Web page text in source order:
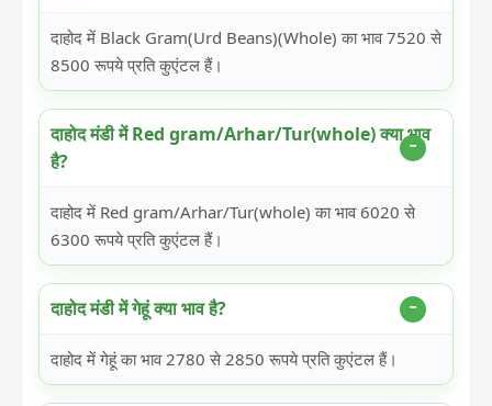
दाहोद में Black Gram(Urd Beans)(Whole) का भाव 7520 से
8500 रूपये प्रति कुएंटल हैं।
दाहोद मंडी में Red gram/Arhar/Tur(whole) क्या भाव
है?
दाहोद में Red gram/Arhar/Tur(whole) का भाव 6020 से
6300 रूपये प्रति कुएंटल हैं।
दाहोद मंडी में गेहूं क्या भाव है?
दाहोद में गेहूं का भाव 2780 से 2850 रूपये प्रति कुएंटल हैं।